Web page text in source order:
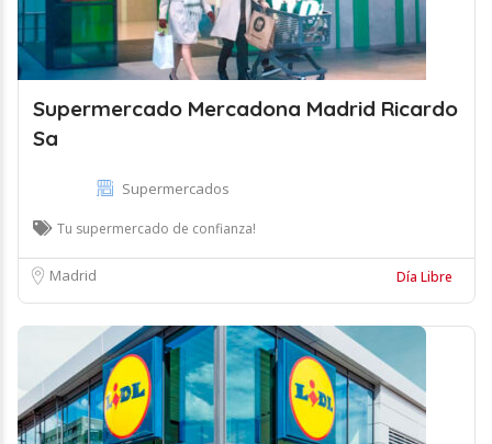
Supermercado Mercadona Madrid Ricardo
Sa
Supermercados
Tu supermercado de confianza!
Madrid Día Libre